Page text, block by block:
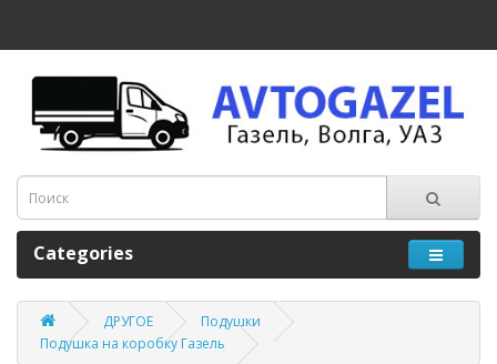
Categories
ДРУГОЕ
Подушки
Подушка на коробку Газель